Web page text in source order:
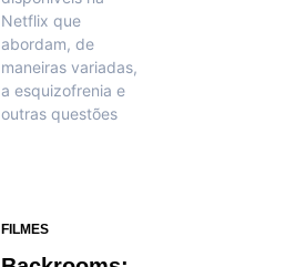
Netflix que
abordam, de
maneiras variadas,
a esquizofrenia e
outras questões
FILMES